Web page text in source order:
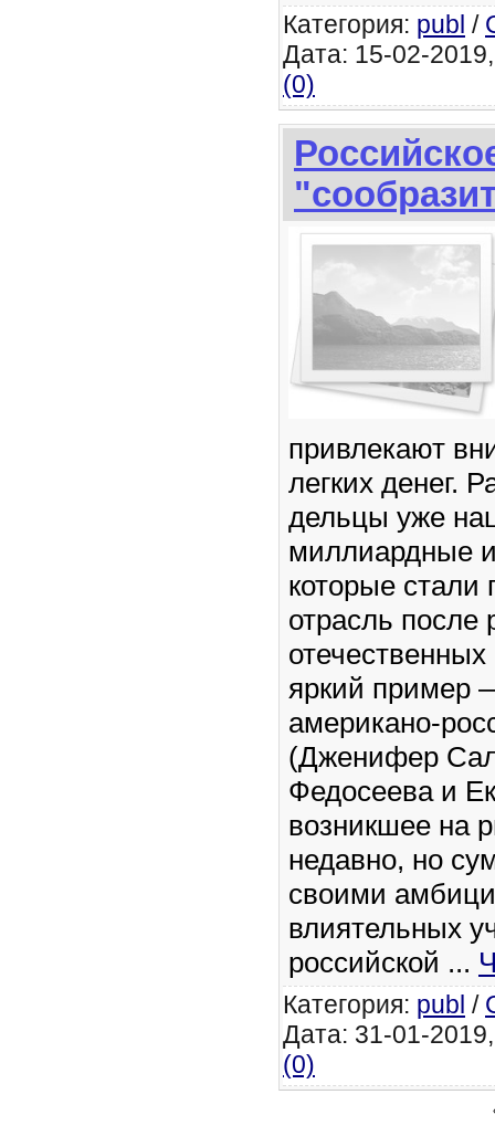
Категория: publ /
Дата: 15-02-
(0)
привлекают
легких денег.
дельцы уже
миллиардные
которые стали
отрасль после
яркий пример
американо-
(Дженифер
Федосеева и
возникшее на
недавно, но
своими
влиятельных
российской ...
Категория: publ /
Дата: 31-01-
(0)